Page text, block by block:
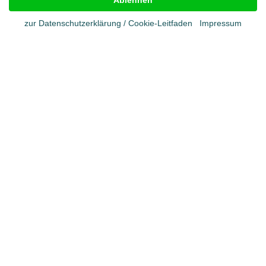
Cookies
Datenschutz
zur Datenschutzerklärung / Cookie-Leitfaden Impressum